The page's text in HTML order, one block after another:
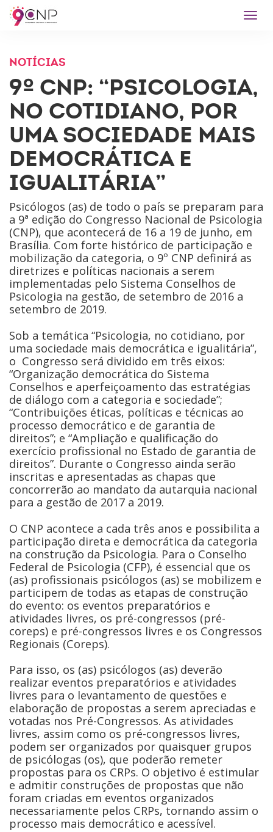
Menu
NOTÍCIAS
9º CNP: “PSICOLOGIA,
NO COTIDIANO, POR
UMA SOCIEDADE MAIS
DEMOCRÁTICA E
IGUALITÁRIA”
Psicólogos (as) de todo o país se preparam para
a 9ª edição do Congresso Nacional de Psicologia
(CNP), que acontecerá de 16 a 19 de junho, em
Brasília. Com forte histórico de participação e
mobilização da categoria, o 9º CNP definirá as
diretrizes e políticas nacionais a serem
implementadas pelo Sistema Conselhos de
Psicologia na gestão, de setembro de 2016 a
setembro de 2019.
Sob a temática “Psicologia, no cotidiano, por
uma sociedade mais democrática e igualitária”,
o Congresso será dividido em três eixos:
“Organização democrática do Sistema
Conselhos e aperfeiçoamento das estratégias
de diálogo com a categoria e sociedade”;
“Contribuições éticas, políticas e técnicas ao
processo democrático e de garantia de
direitos”; e “Ampliação e qualificação do
exercício profissional no Estado de garantia de
direitos”. Durante o Congresso ainda serão
inscritas e apresentadas as chapas que
concorrerão ao mandato da autarquia nacional
para a gestão de 2017 a 2019.
O CNP acontece a cada três anos e possibilita a
participação direta e democrática da categoria
na construção da Psicologia. Para o Conselho
Federal de Psicologia (CFP), é essencial que os
(as) profissionais psicólogos (as) se mobilizem e
participem de todas as etapas de construção
do evento: os eventos preparatórios e
atividades livres, os pré-congressos (pré-
coreps) e pré-congressos livres e os Congressos
Regionais (Coreps).
Para isso, os (as) psicólogos (as) deverão
realizar eventos preparatórios e atividades
livres para o levantamento de questões e
elaboração de propostas a serem apreciadas e
votadas nos Pré-Congressos. As atividades
livres, assim como os pré-congressos livres,
podem ser organizados por quaisquer grupos
de psicólogas (os), que poderão remeter
propostas para os CRPs. O objetivo é estimular
e admitir construções de propostas que não
foram criadas em eventos organizados
necessariamente pelos CRPs, tornando assim o
processo mais democrático e acessível.